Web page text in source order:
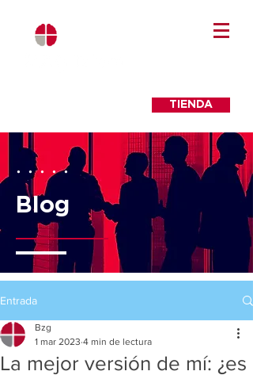
TIENDA
. . . . .
Blog
Entrada
La mejor versión de mí: ¿es
Bzg
1 mar 2023 4 min de lectura